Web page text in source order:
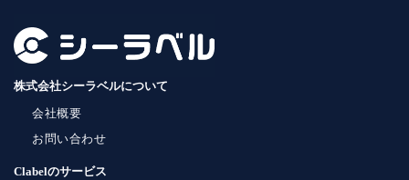
株式会社シーラベルについて
会社概要
お問い合わせ
Clabelのサービス